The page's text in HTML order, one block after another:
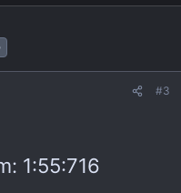
#3
1:55:716